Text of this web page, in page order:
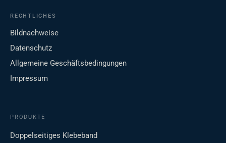
RECHTLICHES
Bildnachweise
Datenschutz
Allgemeine Geschäftsbedingungen
Impressum
PRODUKTE
Doppelseitiges Klebeband